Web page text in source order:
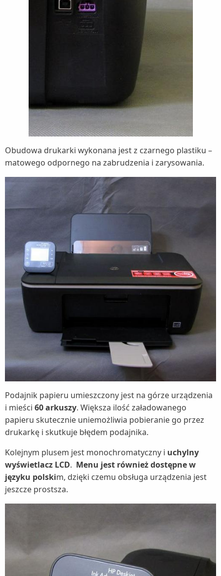
Obudowa drukarki wykonana jest z czarnego plastiku –
matowego odpornego na zabrudzenia i zarysowania.
Podajnik papieru umieszczony jest na górze urządzenia
i mieści 60 arkuszy. Większa ilość załadowanego
papieru skutecznie uniemożliwia pobieranie go przez
drukarkę i skutkuje błędem podajnika.
Kolejnym plusem jest monochromatyczny i uchylny
wyświetlacz LCD. Menu jest również dostępne w
języku polskim, dzięki czemu obsługa urządzenia jest
jeszcze prostsza.